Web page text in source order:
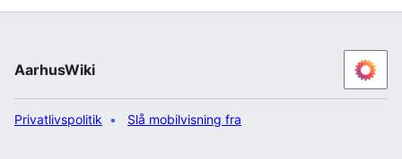
AarhusWiki
Privatlivspolitik Slå mobilvisning fra